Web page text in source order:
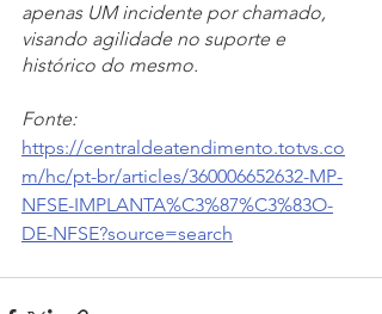
apenas UM incidente por chamado,
visando agilidade no suporte e
histórico do mesmo.
Fonte:
https://centraldeatendimento.totvs.co
m/hc/pt-br/articles/360006652632-MP-
NFSE-IMPLANTA%C3%87%C3%83O-
DE-NFSE?source=search